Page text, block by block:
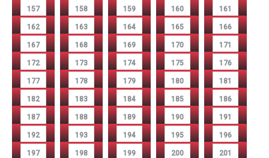
157 158 159 160 161
162 163 164 165 166
167 168 169 170 171
172 173 174 175 176
177 178 179 180 181
182 183 184 185 186
187 188 189 190 191
192 193 194 195 196
197 198 199 200 201